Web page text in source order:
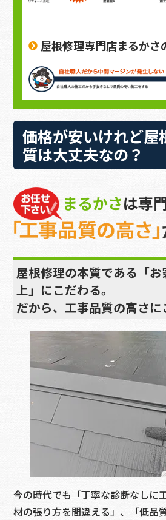
屋根修理専門店まるかさ
価格が安いけれど屋
質は大丈夫なの？
まるかさは専
屋根修理の本質である「
上」にこだわる。
だから、工事品質の高さに
今の時代でも「丁寧な診断なしに
材の張り方を間違える」、「低品